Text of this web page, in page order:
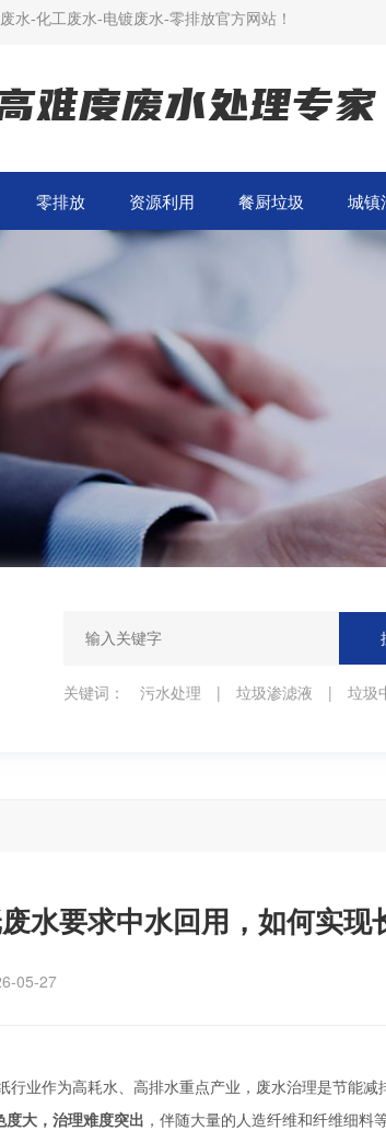
水-化工废水-电镀废水-零排放官方网站！
难度废水处理专家
零排放 资源利用 餐厨垃圾 城镇
关键词： 污水处理 | 垃圾渗滤液 | 垃圾
水要求中水回用，如何实现
05-27
行业作为高耗水、高排水重点产业，废水治理是节能减
度大，治理难度突出 ，伴随大量的人造纤维和纤维细料